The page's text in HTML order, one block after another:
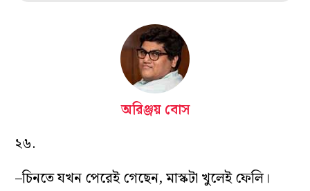
অরিঞ্জয় বোস
২৬.
–চিনতে যখন পেরেই গেছেন, মাস্কটা খুলেই ফেলি।